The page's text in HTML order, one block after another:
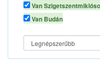
Van
Van Budán